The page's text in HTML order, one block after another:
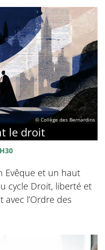
© Collège des Bernardins
le droit
Evêque et un haut
cycle Droit, liberté et
l’Ordre des